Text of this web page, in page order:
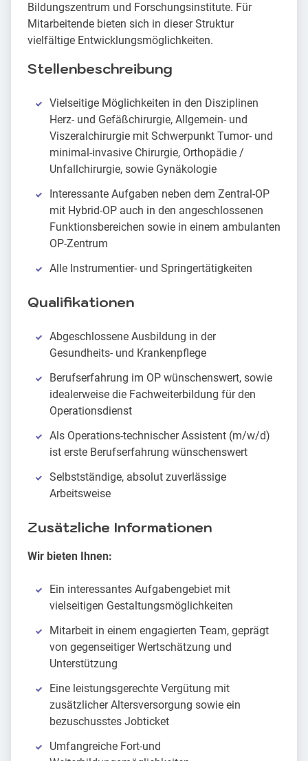
Bildungszentrum und Forschungsinstitute. Für
Mitarbeitende bieten sich in dieser Struktur
vielfältige Entwicklungsmöglichkeiten.
Stellenbeschreibung
Vielseitige Möglichkeiten in den Disziplinen
Herz- und Gefäßchirurgie, Allgemein- und
Viszeralchirurgie mit Schwerpunkt Tumor- und
minimal-invasive Chirurgie, Orthopädie /
Unfallchirurgie, sowie Gynäkologie
Interessante Aufgaben neben dem Zentral-OP
mit Hybrid-OP auch in den angeschlossenen
Funktionsbereichen sowie in einem ambulanten
OP-Zentrum
Alle Instrumentier- und Springertätigkeiten
Qualifikationen
Abgeschlossene Ausbildung in der
Gesundheits- und Krankenpflege
Berufserfahrung im OP wünschenswert, sowie
idealerweise die Fachweiterbildung für den
Operationsdienst
Als Operations-technischer Assistent (m/w/d)
ist erste Berufserfahrung wünschenswert
Selbstständige, absolut zuverlässige
Arbeitsweise
Zusätzliche Informationen
Wir bieten Ihnen:
Ein interessantes Aufgabengebiet mit
vielseitigen Gestaltungsmöglichkeiten
Mitarbeit in einem engagierten Team, geprägt
von gegenseitiger Wertschätzung und
Unterstützung
Eine leistungsgerechte Vergütung mit
zusätzlicher Altersversorgung sowie ein
bezuschusstes Jobticket
Umfangreiche Fort-und